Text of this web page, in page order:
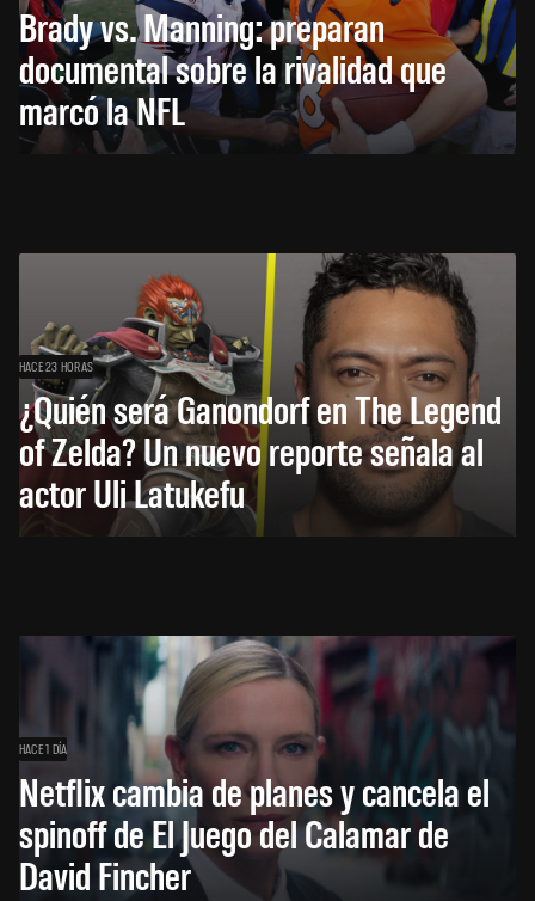
Brady vs. Manning: preparan
documental sobre la rivalidad que
marcó la NFL
HACE 23 HORAS
¿Quién será Ganondorf en The Legend
of Zelda? Un nuevo reporte señala al
actor Uli Latukefu
HACE 1 DÍA
Netflix cambia de planes y cancela el
spinoff de El Juego del Calamar de
David Fincher